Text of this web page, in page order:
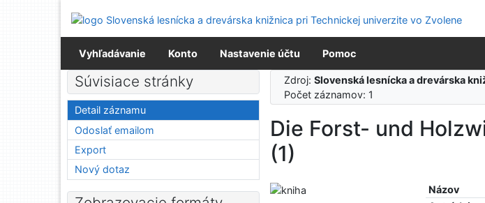
Prejsť na menu
Prehlásenie o webovej prístupnosti
Vyhľadávanie Konto Nastavenie účtu Pomoc
Zdroj:Slovenská lesnícka a drevárska
Počet záznamov: 1
Die Forst- und
(1)
Názov
Súvisiace stránky
Detail záznamu
Odoslať emailom
Export
Nový dotaz